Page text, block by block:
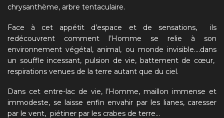
chrysanthème, arbre tentaculaire.
Face à cet appétit d’espace et de sensations, ils
redécouvrent comment l’Homme se relie à son
environnement végétal, animal, ou monde invisible….dans
un souffle incessant, pulsion de vie, battement de cœur,
respirations venues de la terre autant que du ciel.
Dans cet entre-lac de vie, l’Homme, maillon immense et
immodeste, se laisse enfin envahir par les lianes, caresser
par le vent, piétiner par les crabes de terre…